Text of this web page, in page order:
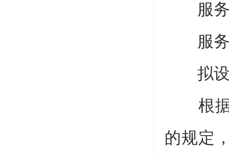
服务
服务
拟设
根据
的规定